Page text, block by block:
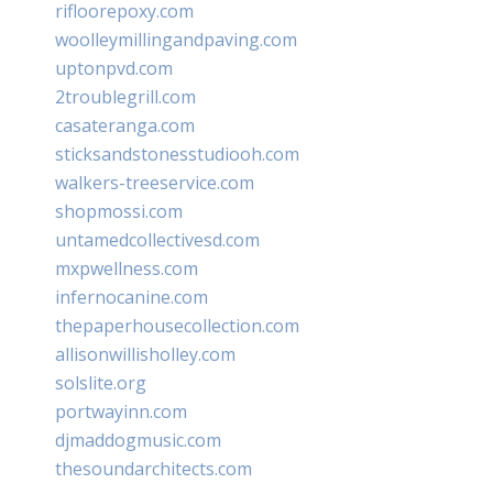
rifloorepoxy.com
woolleymillingandpaving.com
uptonpvd.com
2troublegrill.com
casateranga.com
sticksandstonesstudiooh.com
walkers-treeservice.com
shopmossi.com
untamedcollectivesd.com
mxpwellness.com
infernocanine.com
thepaperhousecollection.com
allisonwillisholley.com
solslite.org
portwayinn.com
djmaddogmusic.com
thesoundarchitects.com